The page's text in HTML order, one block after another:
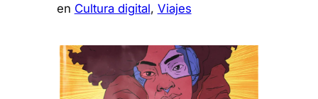
en Cultura digital, Viajes